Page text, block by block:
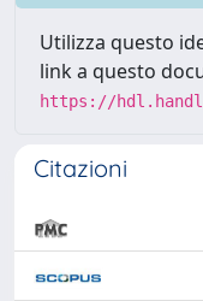
Utilizza questo
link a questo
https://
Citazioni